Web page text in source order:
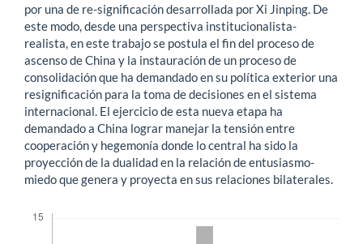
por una de re-significación desarrollada por Xi Jinping. De
este modo, desde una perspectiva institucionalista-
realista, en este trabajo se postula el fin del proceso de
ascenso de China y la instauración de un proceso de
consolidación que ha demandado en su política exterior una
resignificación para la toma de decisiones en el sistema
internacional. El ejercicio de esta nueva etapa ha
demandado a China lograr manejar la tensión entre
cooperación y hegemonía donde lo central ha sido la
proyección de la dualidad en la relación de entusiasmo-
miedo que genera y proyecta en sus relaciones bilaterales.